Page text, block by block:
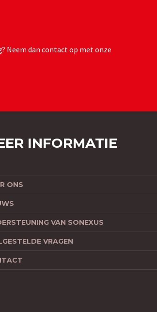
Neem dan contact op met onze
INFORMATIE
ONS
VAN SONEXUS
VRAGEN